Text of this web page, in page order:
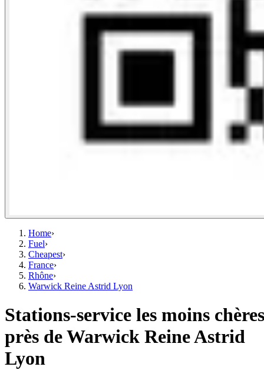
Home›
Fuel›
Cheapest›
France›
Rhône›
Warwick Reine Astrid Lyon
Stations-service les moins chères
près de Warwick Reine Astrid
Lyon